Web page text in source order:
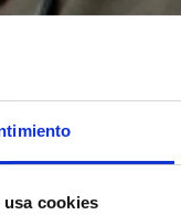
usa cookies